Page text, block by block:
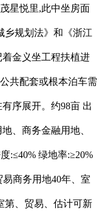
星悦里,此中坐房面
乡规划法》和《浙江
金义坐工程扶植进
共配套或根本泊车需
序展开。约98亩 出
、商务金融用地、
:≤40% 绿地率:≥20%
商务用地40年、室
第、贸易、估计可新